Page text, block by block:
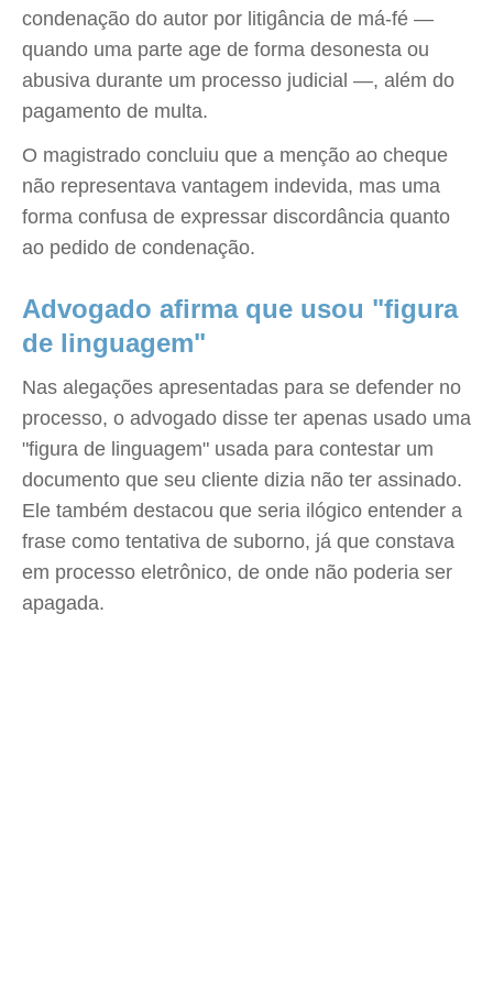
condenação do autor por litigância de má-fé —
quando uma parte age de forma desonesta ou
abusiva durante um processo judicial —, além do
pagamento de multa.
O magistrado concluiu que a menção ao cheque
não representava vantagem indevida, mas uma
forma confusa de expressar discordância quanto
ao pedido de condenação.
Advogado afirma que usou "figura
de linguagem"
Nas alegações apresentadas para se defender no
processo, o advogado disse ter apenas usado uma
"figura de linguagem" usada para contestar um
documento que seu cliente dizia não ter assinado.
Ele também destacou que seria ilógico entender a
frase como tentativa de suborno, já que constava
em processo eletrônico, de onde não poderia ser
apagada.